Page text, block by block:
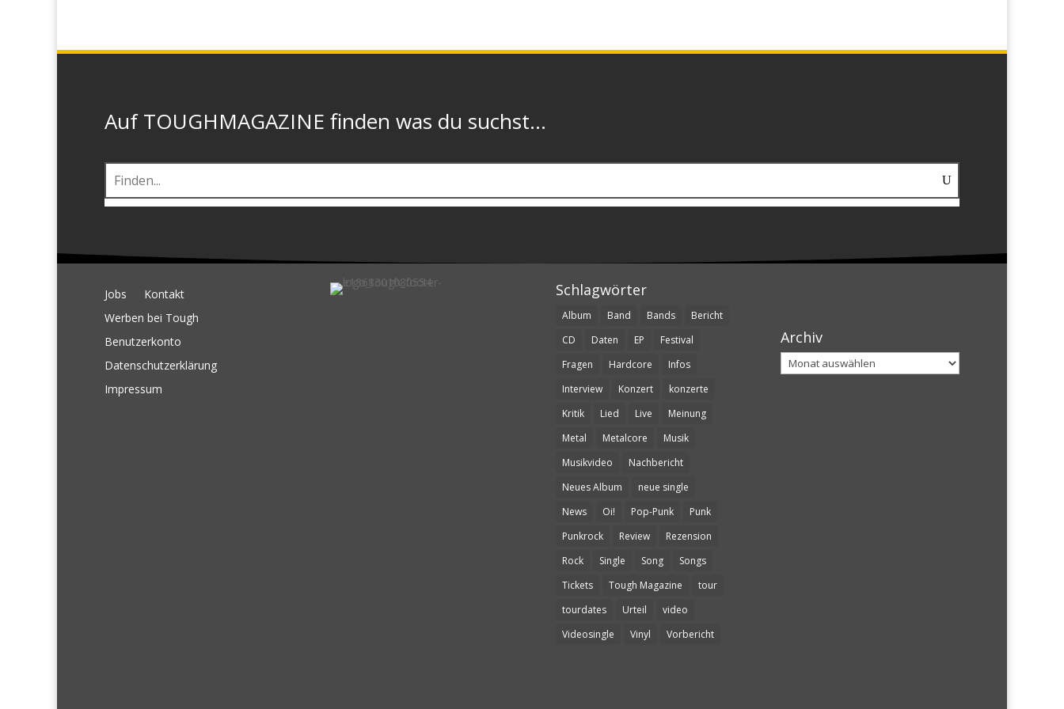
Auf TOUGHMAGAZINE finden was du suchst...
Jobs
Kontakt
Werben bei Tough
Benutzerkonto
Datenschutzerklärung
Impressum
Schlagwörter
Album Band Bands
Bericht
CD
Daten EP
Festival
Fragen
Hardcore
Infos
Interview
Konzert
konzerte
Kritik
Lied Live
Meinung
Metal
Metalcore
Musik
Musikvideo
Nachbericht
Neues Album
neue single
News
Oi! Pop-Punk
Punk
Punkrock
Review
Rezension
Rock
Single Song
Songs
Tickets
Tough Magazine
tour
tourdates
Urteil
video
Videosingle
Vinyl Vorbericht
Archiv
Archiv